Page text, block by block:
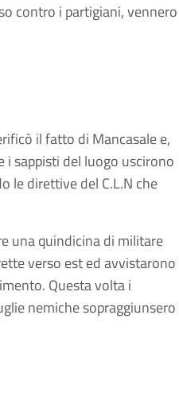
contro i partigiani, vennero
il fatto di Mancasale e,
i sappisti del luogo uscirono
le direttive del C.L.N che
una quindicina di militare
verso est ed avvistarono
Questa volta i
nemiche sopraggiunsero